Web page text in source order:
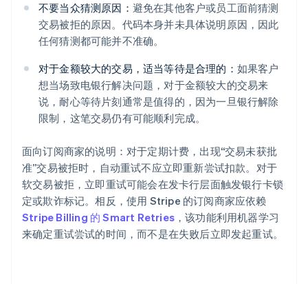
不要当众猜测原因： 避免在其他客户或员工面前猜测
交易被拒的原因。代码本身并未具体说明原因，因此
任何猜测都可能并不准确。
对于金额较大的交易，适当等待是合理的： 如果客户
想当场致电银行解决问题，对于金额较大的交易来
说，耐心等待片刻通常是值得的，因为一旦银行解除
限制，这笔交易仍有可能顺利完成。
面向订阅商家的说明：对于定期计费，出现“交易未获批
准”交易被拒时，自动重试不应立即重新尝试扣款。对于
软交易被拒，立即重试可能会在发卡行层面触发银行卡锁
定或欺诈标记。相反，使用 Stripe 的订阅商家应依赖
Stripe Billing 的 Smart Retries ，该功能利用机器学习
来确定重试尝试的时间，而不是在失败后立即发起重试。